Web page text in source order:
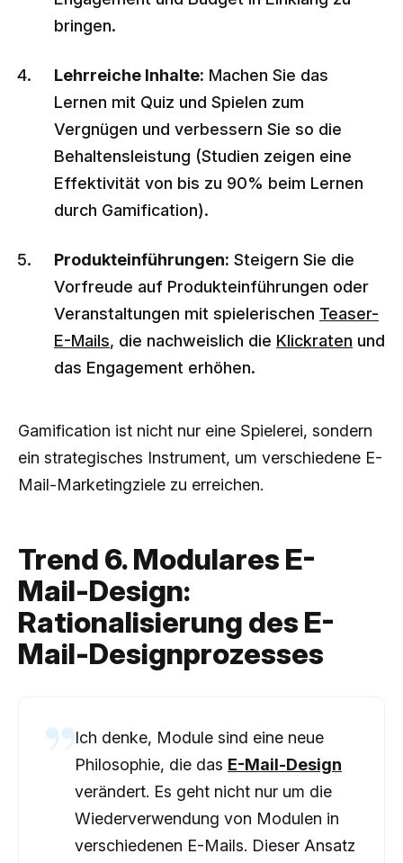
bringen.
Lehrreiche Inhalte: Machen Sie das
Lernen mit Quiz und Spielen zum
Vergnügen und verbessern Sie so die
Behaltensleistung (Studien zeigen eine
Effektivität von bis zu 90% beim Lernen
durch Gamification).
Produkteinführungen: Steigern Sie die
Vorfreude auf Produkteinführungen oder
Veranstaltungen mit spielerischen Teaser-
E-Mails, die nachweislich die Klickraten und
das Engagement erhöhen.
Gamification ist nicht nur eine Spielerei, sondern
ein strategisches Instrument, um verschiedene E-
Mail-Marketingziele zu erreichen.
Trend 6. Modulares E-
Mail-Design:
Rationalisierung des E-
Mail-Designprozesses
Ich denke, Module sind eine neue
Philosophie, die das E-Mail-Design
verändert. Es geht nicht nur um die
Wiederverwendung von Modulen in
verschiedenen E-Mails. Dieser Ansatz